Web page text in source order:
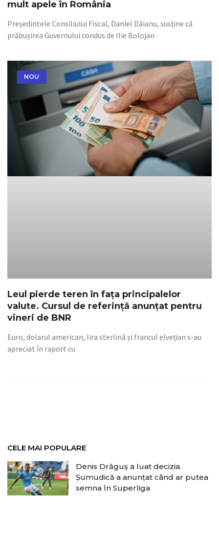
mult apele în România
Președintele Consiliului Fiscal, Daniel Dăianu, susține că
prăbușirea Guvernului condus de Ilie Bolojan
NOU
Leul pierde teren în fața principalelor
valute. Cursul de referință anunțat pentru
vineri de BNR
Euro, dolarul american, lira sterlină și francul elvețian s-au
apreciat în raport cu
CELE MAI POPULARE
Denis Drăguș a luat decizia.
Șumudică a anunțat când ar putea
semna în Superliga